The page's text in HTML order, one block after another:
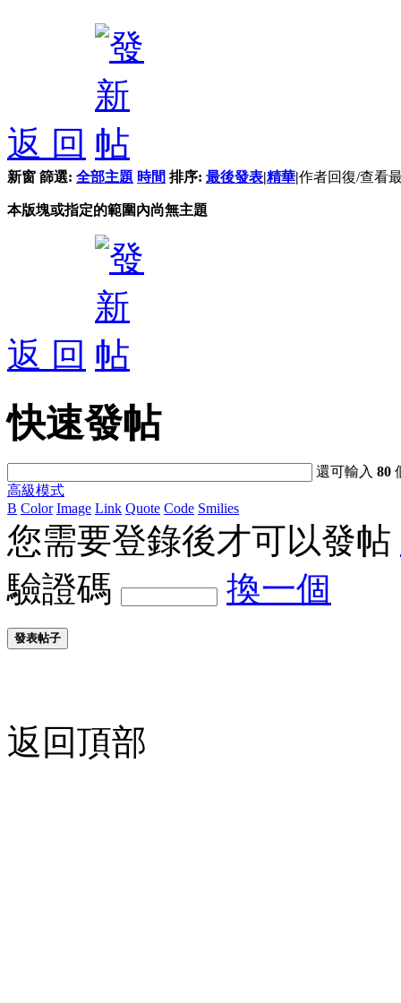
返 回
新窗 篩選: 全部主題 時間 排序: 最後發表|精華|作者回復/查看
本版塊或指定的範圍內尚無主題
返 回
快速發帖
還可輸入80
高級模式
B Color Image Link Quote Code Smilies
您需要登錄後才可以發帖
驗證碼
換一個
發表帖子
返回頂部